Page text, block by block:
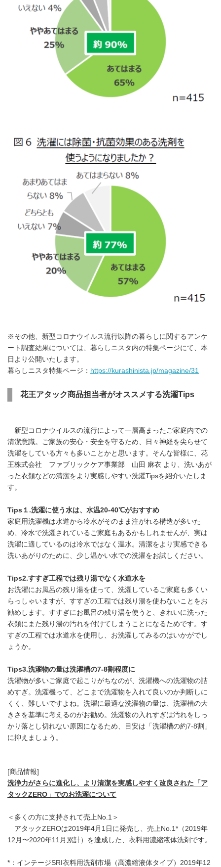
※その他、新型コロナウイルス流行以降の暮らしに関するアンケ
ート調査結果については、暮らしニスタ内の特集ページにて、本
日より公開いたします。
暮らしニスタ特集ページ： https://kurashinista.jp/magazine/31
花王アタック商品担当者がオススメする洗濯Tips
新型コロナウイルスの流行によって一層高まったご家庭内での
清潔意識。ご家族の安心・安全を守るため、日々神経を尖らせて
洗濯をしている方々も多いことかと思います。そんな皆様に、花
王株式会社 ファブリックケア事業部 山田 麻衣 より、洗いあが
った衣類などの清潔をより実感しやすい洗濯Tipsを紹介いたしま
す。
Tips １ .洗濯に使う水は、水温20-40℃がおすすめ
家庭用洗濯機は水道から冷水がそのまま注がれる構造が多いた
め、冷水で洗濯されているご家庭もあるかもしれませんが、実は
洗濯に適しているのは冷水ではなく温水。清潔をより実感できる
洗いあがりのために、少し温かい水での洗濯をお試しください。
Tips2.すすぎ工程では残り湯でなく水道水を
お洗濯にお風呂の残り湯を使って、洗濯しているご家庭も多くい
らっしゃいますが、すすぎの工程では残り湯を使わないことをお
勧めします。すすぎにお風呂の残り湯を使うと、きれいに洗った
衣類にまた残り湯の汚れを付けてしまうことになるためです。す
すぎの工程では水道水を使用し、お洗濯してみるのはいかがでし
ょうか。
Tips3.洗濯物の量は洗濯槽の7-8割程度に
洗濯物が多いご家庭で起こりがちなのが、洗濯機への洗濯物の詰
めすぎ。洗濯機って、どこまで洗濯物を入れて良いのか判断しに
くく、難しいですよね。洗濯に最適な洗濯物の量は、洗濯槽の大
きさを基準に考えるのがお勧め。洗濯物の入れすぎは汚れをしっ
かり落とし切れない原因になるため、目安は「洗濯槽の約7-8割」
に抑えましょう。
[商品情報]
洗浄力がさらに進化し、より清潔を実感しやすく改良された「ア
タックZERO 」でのお洗濯について
＜多くの方に支持されて売上No.1＞
アタックZEROは2019年4月1日に発売し、売上No.1*（2019年
12月〜2020年11月累計）を達成した、衣料用濃縮液体洗剤です。
*：インテージSRI衣料用洗剤市場（高濃縮液体タイプ）2019年12